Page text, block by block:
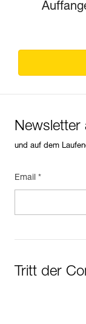
Newsletter
und auf dem
Email *
Tritt der